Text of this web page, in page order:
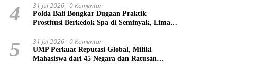
4 31 Jul 2026 0 Komentar
Polda Bali Bongkar Dugaan Praktik
Prostitusi Berkedok Spa di Seminyak, Lima
5 31 Jul 2026 0 Komentar
UMP Perkuat Reputasi Global, Miliki
Mahasiswa dari 45 Negara dan Ratusan